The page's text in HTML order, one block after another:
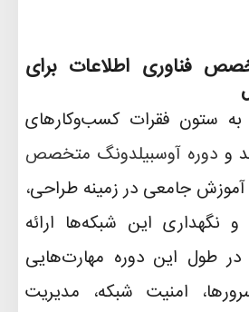
فناوری اطلاعات برای
به ستون فقرات کسب‌وکارهای
و دوره آوسبیلدونگ متخصص
آموزش جامعی در زمینه طراحی،
نگهداری این شبکه‌ها ارائه
در طول این دوره مهارت‌هایی
امنیت شبکه، مدیریت